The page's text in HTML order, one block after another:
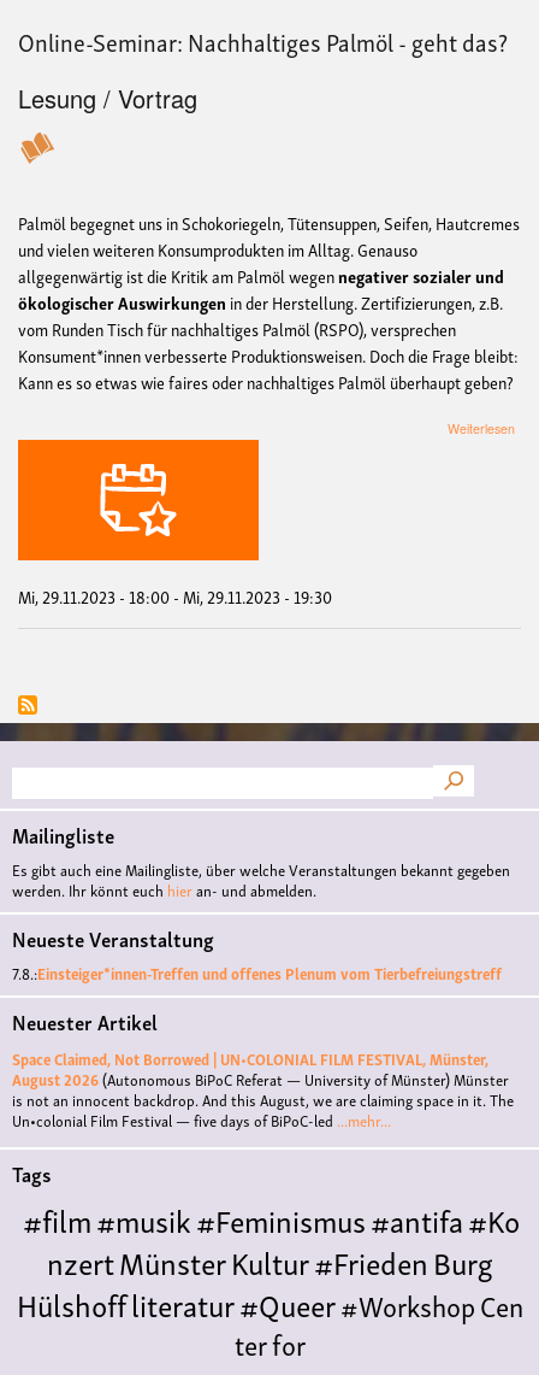
Online-Seminar: Nachhaltiges Palmöl - geht das?
Lesung / Vortrag
Palmöl begegnet uns in Schokoriegeln, Tütensuppen, Seifen, Hautcremes
und vielen weiteren Konsumprodukten im Alltag. Genauso
allgegenwärtig ist die Kritik am Palmöl wegennegativer sozialer und
ökologischer Auswirkungen in der Herstellung. Zertifizierungen, z.B.
vom Runden Tisch für nachhaltiges Palmöl (RSPO), versprechen
Konsument*innen verbesserte Produktionsweisen. Doch die Frage bleibt:
Kann es so etwas wie faires oder nachhaltiges Palmöl überhaupt geben?
Weiterlesen
Mi, 29.11.2023 - 18:00-Mi, 29.11.2023 - 19:30
Suche
Mailingliste
Es gibt auch eine Mailingliste, über welche Veranstaltungen bekannt gegeben
werden. Ihr könnt euch hieran- und abmelden.
Neueste Veranstaltung
7.8.:Einsteiger*innen-Treffen und offenes Plenum vom Tierbefreiungstreff
Neuester Artikel
Space Claimed, Not Borrowed | UN•COLONIAL FILM FESTIVAL, Münster,
August 2026(Autonomous BiPoC Referat — University of Münster)Münster
is not an innocent backdrop. And this August, we are claiming space in it. The
Un•colonial Film Festival — five days of BiPoC-led ...mehr...
Tags
#film#musik#Feminismus#antifa#Ko
nzertMünsterKultur#FriedenBurg
Hülshoffliteratur#Queer#WorkshopCen
ter for